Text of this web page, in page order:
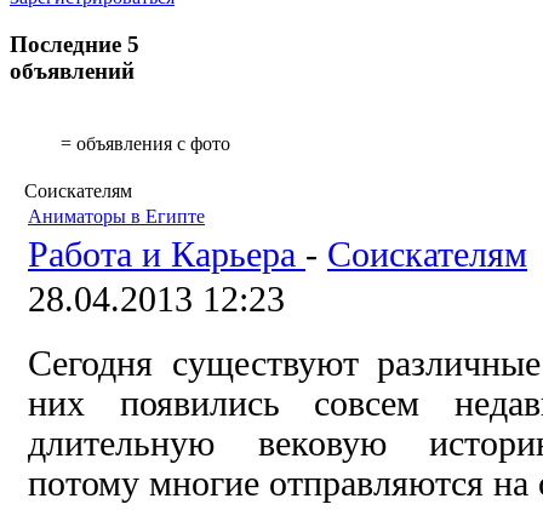
Последние 5
объявлений
= объявления с фото
Соискателям
Аниматоры в Египте
Работа и Карьера - Соискателям
28.04.2013 12:23
Сегодня существуют
них появились совсем
длительную вековую
потому многие отправляются на